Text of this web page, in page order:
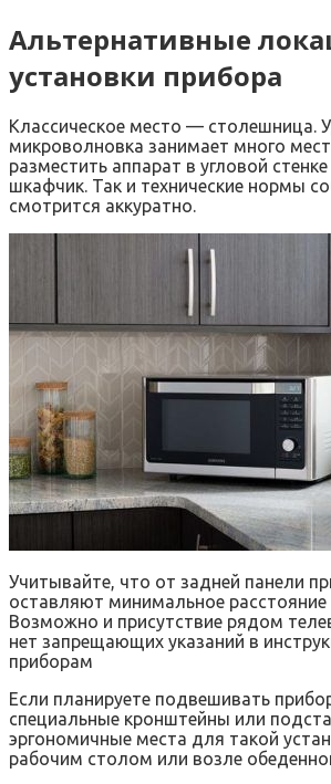
Альтернативные
установки прибора
Классическое место — столешница.
микроволновка занимает много
разместить аппарат в угловой
шкафчик. Так и технические нормы
смотрится аккуратно.
Учитывайте, что от задней панели
оставляют минимальное расстояние
Возможно и присутствие рядом
нет запрещающих указаний в
приборам
Если планируете подвешивать
специальные кронштейны или
эргономичные места для такой
рабочим столом или возле